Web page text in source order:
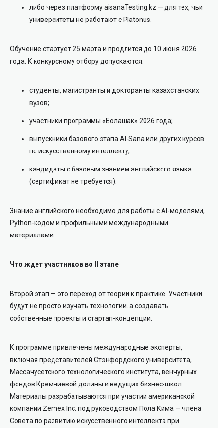
либо через платформу aisanaTesting.kz — для тех, чьи
университеты не работают с Platonus.
Обучение стартует 25 марта и продлится до 10 июня 2026
года. К конкурсному отбору допускаются:
студенты, магистранты и докторанты казахстанских
вузов;
участники программы «Болашак» 2026 года;
выпускники базового этапа AI-Sana или других курсов
по искусственному интеллекту;
кандидаты с базовым знанием английского языка
(сертификат не требуется).
Знание английского необходимо для работы с AI-моделями,
Python-кодом и профильными международными
материалами.
Что ждет участников во II этапе
Второй этап — это переход от теории к практике. Участники
будут не просто изучать технологии, а создавать
собственные проекты и стартап-концепции.
К программе привлечены международные эксперты,
включая представителей Стэнфордского университета,
Массачусетского технологического института, венчурных
фондов Кремниевой долины и ведущих бизнес-школ.
Материалы разрабатываются при участии американской
компании Zemex Inc. под руководством Пола Кима — члена
Совета по развитию искусственного интеллекта при